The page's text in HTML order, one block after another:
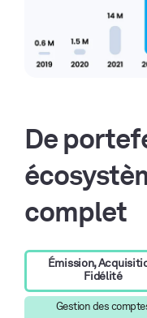
De
complet
Émission,
Fidélité
Gestion des